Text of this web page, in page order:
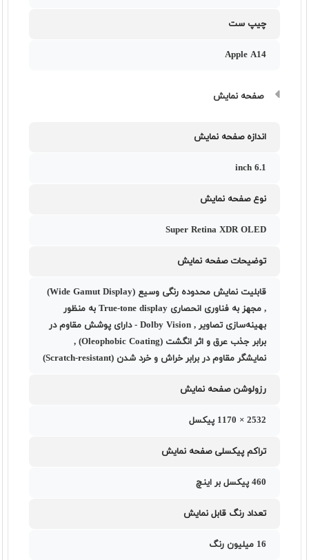
چیپ ست
Apple A14
صفحه نمایش
اندازه صفحه نمایش
6.1 inch
نوع صفحه نمایش
Super Retina XDR OLED
توضیحات صفحه نمایش
قابلیت نمایش محدوده رنگی وسیع (Wide Gamut Display)
, مجهز به فناوری انحصاری True-tone display به منظور
بهینه‌سازی تصاویر , Dolby Vision - دارای پوشش مقاوم در
برابر جذب عرق و اثر انگشت (Oleophobic Coating) ,
نمایشگر مقاوم در برابر خراش و خرد شدن (Scratch-resistant)
رزولوشن صفحه نمایش
2532 × 1170 پیکسل
تراکم پیکسلی صفحه نمایش
460 پيکسل بر اينچ
تعداد رنگ قابل نمایش
16 میلیون رنگ